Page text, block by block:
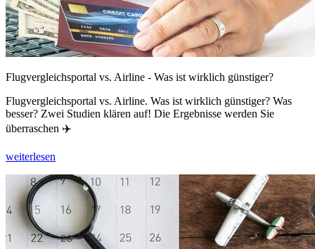
Flugvergleichsportal vs. Airline - Was ist wirklich günstiger?
Flugvergleichsportal vs. Airline. Was ist wirklich günstiger? Was
besser? Zwei Studien klären auf! Die Ergebnisse werden Sie
überraschen ✈️
weiterlesen